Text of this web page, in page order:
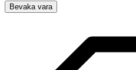
Bevaka vara